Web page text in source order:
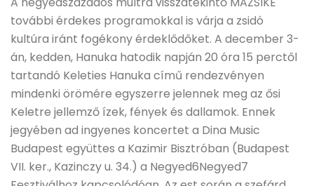
további érdekes programokkal is várja a zsidó
kultúra iránt fogékony érdeklődőket. A december 3-
án, kedden, Hanuka hatodik napján 20 óra 15 perctől
tartandó Keleties Hanuka című rendezvényen
mindenki örömére egyszerre jelennek meg az ősi
Keletre jellemző ízek, fények és dallamok. Ennek
jegyében ad ingyenes koncertet a Dina Music
Budapest együttes a Kazimir Bisztróban (Budapest
VII. ker., Kazinczy u. 34.) a Negyed6Negyed7